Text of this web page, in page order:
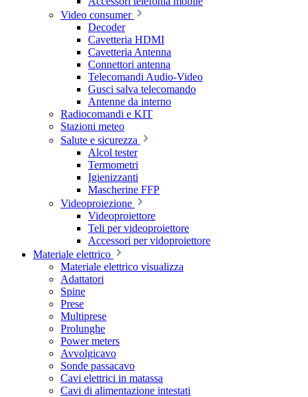
Video consumer
Decoder
Cavetteria HDMI
Cavetteria Antenna
Connettori antenna
Telecomandi Audio-Video
Gusci salva telecomando
Antenne da interno
Radiocomandi e KIT
Stazioni meteo
Salute e sicurezza
Alcol tester
Termometri
Igienizzanti
Mascherine FFP
Videoproiezione
Videoproiettore
Teli per videoproiettore
Accessori per vidoproiettore
Materiale elettrico
Materiale elettrico visualizza
Adattatori
Spine
Prese
Multiprese
Prolunghe
Power meters
Avvolgicavo
Sonde passacavo
Cavi elettrici in matassa
Cavi di alimentazione intestati